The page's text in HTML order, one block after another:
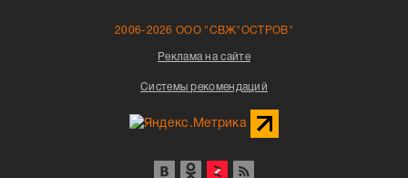
2006-2026 ООО "СВЖ"ОСТРОВ"
Реклама на сайте
Системы рекомендаций